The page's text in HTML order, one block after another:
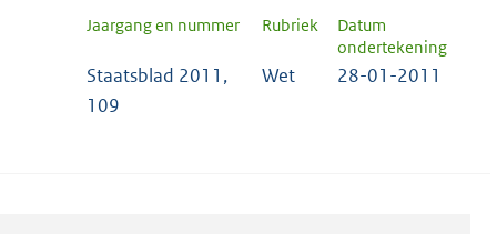
Jaargang en nummer Rubriek
Datum
ondertekening
Staatsblad 2011,
109
Wet 28-01-2011